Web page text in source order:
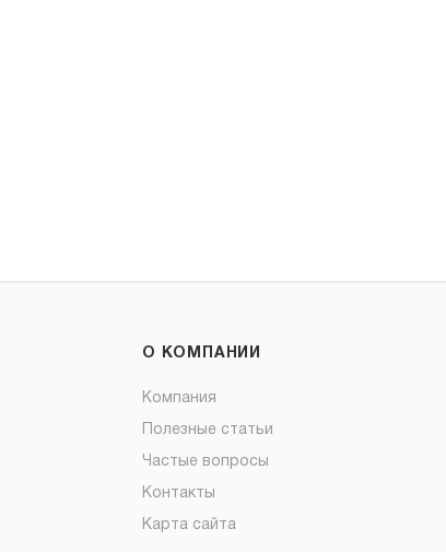
О КОМПАНИИ
Компания
Полезные статьи
Частые вопросы
Контакты
Карта сайта